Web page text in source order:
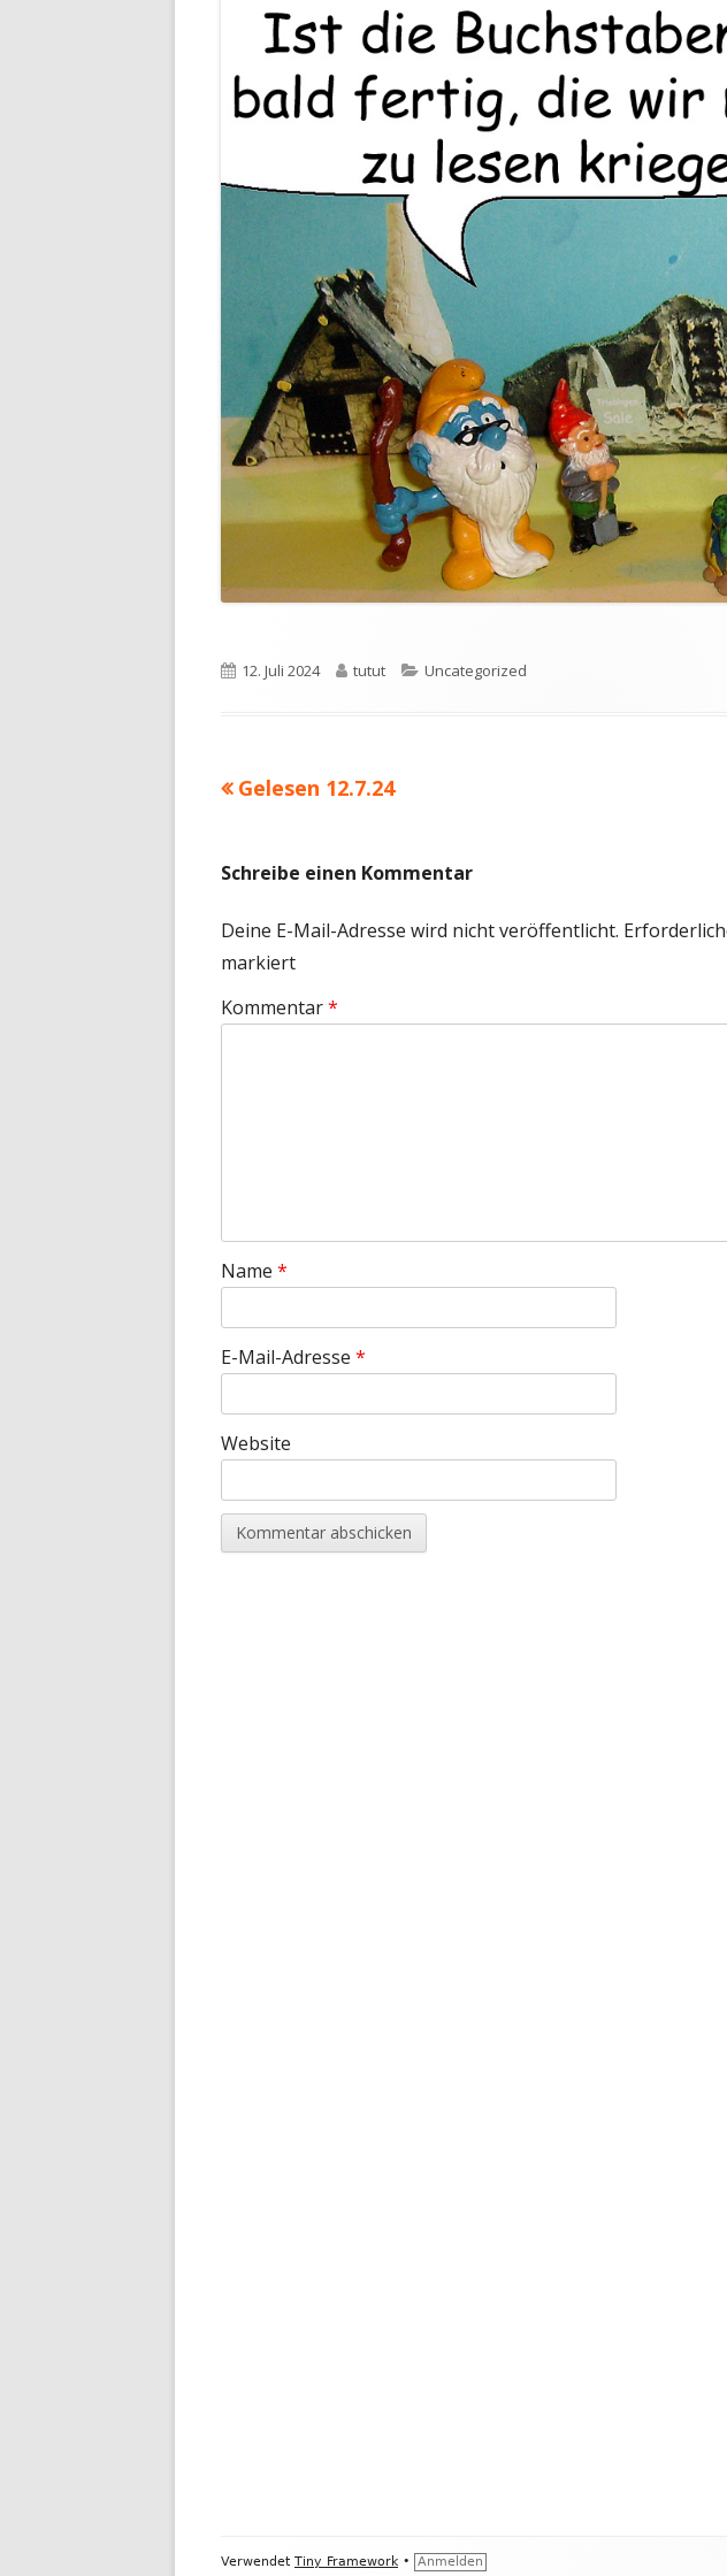
Veröffentlicht
12. Juli 2024 Autor
tutut Kategorien
Uncategorized
Beitragsnavigation
Vorheriger
Gelesen 12.7.24
Schreibe einen Kommentar
Deine E-Mail-Adresse wird nicht veröffentlicht.
markiert
Kommentar*
Name *
E-Mail-Adresse *
Website
Footer
Verwendet Tiny Framework • Anmelden